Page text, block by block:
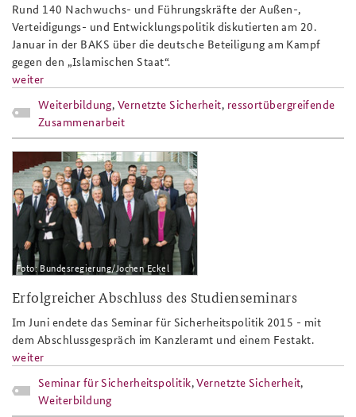
Rund 140 Nachwuchs- und Führungskräfte der Außen-,
Verteidigungs- und Entwicklungspolitik diskutierten am 20.
Januar in der BAKS über die deutsche Beteiligung am Kampf
gegen den „Islamischen Staat“.
weiter
Weiterbildung, Vernetzte Sicherheit, ressortübergreifende
Zusammenarbeit
abschluss_sp15_teaser.jpg
Foto: Bundesregierung/Jochen Eckel
Erfolgreicher Abschluss des Studienseminars
Im Juni endete das Seminar für Sicherheitspolitik 2015 - mit
dem Abschlussgespräch im Kanzleramt und einem Festakt.
weiter
Seminar für Sicherheitspolitik,Vernetzte Sicherheit,
Weiterbildung